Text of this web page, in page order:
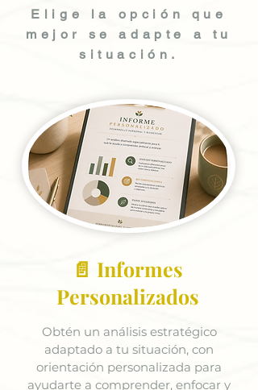
Elige la opción que
mejor se adapte a tu
situación.
📄 Informes
Personalizados
Obtén un análisis estratégico
adaptado a tu situación, con
orientación personalizada para
ayudarte a comprender, enfocar y